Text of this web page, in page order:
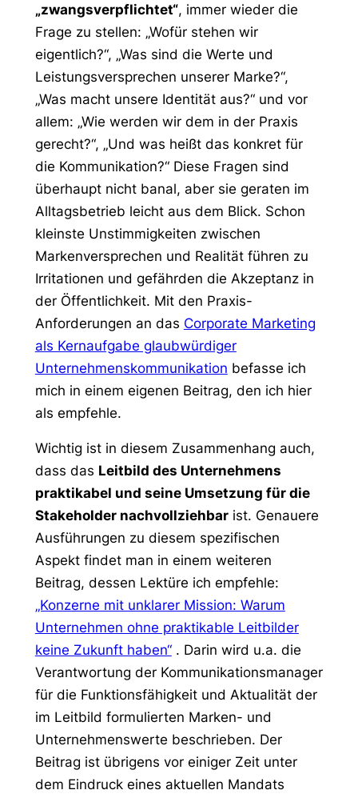
„zwangsverpflichtet“, immer wieder die
Frage zu stellen: „Wofür stehen wir
eigentlich?“, „Was sind die Werte und
Leistungsversprechen unserer Marke?“,
„Was macht unsere Identität aus?“ und vor
allem: „Wie werden wir dem in der Praxis
gerecht?“, „Und was heißt das konkret für
die Kommunikation?“ Diese Fragen sind
überhaupt nicht banal, aber sie geraten im
Alltagsbetrieb leicht aus dem Blick. Schon
kleinste Unstimmigkeiten zwischen
Markenversprechen und Realität führen zu
Irritationen und gefährden die Akzeptanz in
der Öffentlichkeit. Mit den Praxis-
Anforderungen an das Corporate Marketing
als Kernaufgabe glaubwürdiger
Unternehmenskommunikation befasse ich
mich in einem eigenen Beitrag, den ich hier
als empfehle.
Wichtig ist in diesem Zusammenhang auch,
dass das Leitbild des Unternehmens
praktikabel und seine Umsetzung für die
Stakeholder nachvollziehbarist. Genauere
Ausführungen zu diesem spezifischen
Aspekt findet man in einem weiteren
Beitrag, dessen Lektüre ich empfehle:
„Konzerne mit unklarer Mission: Warum
Unternehmen ohne praktikable Leitbilder
keine Zukunft haben“. Darin wird u.a. die
Verantwortung der Kommunikationsmanager
für die Funktionsfähigkeit und Aktualität der
im Leitbild formulierten Marken- und
Unternehmenswerte beschrieben. Der
Beitrag ist übrigens vor einiger Zeit unter
dem Eindruck eines aktuellen Mandats